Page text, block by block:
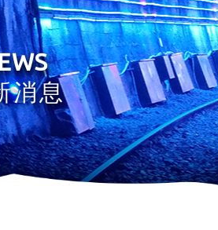
消息